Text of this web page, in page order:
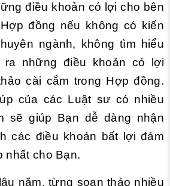
điều khoản có lợi cho bên
đồng nếu không có kiến
ngành, không tìm hiểu
ra những điều khoản có lợi
cài cắm trong Hợp đồng.
của các Luật sư có nhiều
sẽ giúp Bạn dễ dàng nhận
các điều khoản bất lợi đảm
nhất cho Bạn.
năm, từng soạn thảo nhiều